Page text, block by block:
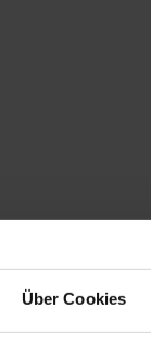
Über Cookies